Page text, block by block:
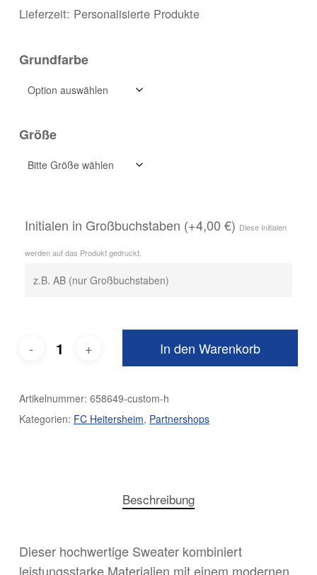
Lieferzeit: Personalisierte Produkte
Grundfarbe
Größe
Initialen in Großbuchstaben (+4,00 €) Diese Initialen
werden auf das Produkt gedruckt.
In den Warenkorb
Artikelnummer: 658649-custom-h
Kategorien: FC Heitersheim, Partnershops
Beschreibung
Dieser hochwertige Sweater kombiniert
leistungsstarke Materialien mit einem modernen